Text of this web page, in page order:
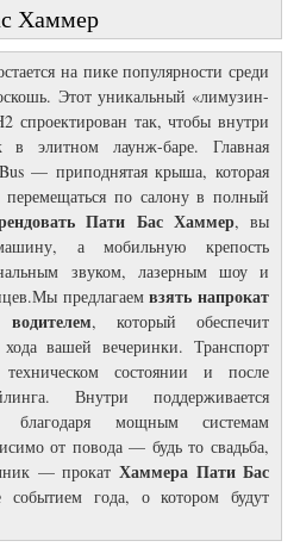
Хаммер
на пике популярности среди
Этот уникальный «лимузин-
спроектирован так, чтобы внутри
в элитном лаунж-баре. Главная
— приподнятая крыша, которая
перемещаться по салону в полный
Пати Бас Хаммер, вы
а мобильную крепость
звуком, лазерным шоу и
предлагаемвзять напрокат
, который обеспечит
хода вашей вечеринки. Транспорт
состоянии и после
Внутри поддерживается
благодаря мощным системам
от повода — будь то свадьба,
— прокатХаммера Пати Бас
событием года, о котором будут